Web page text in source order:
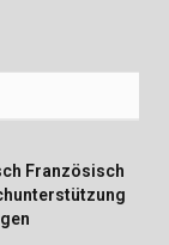
Französisch